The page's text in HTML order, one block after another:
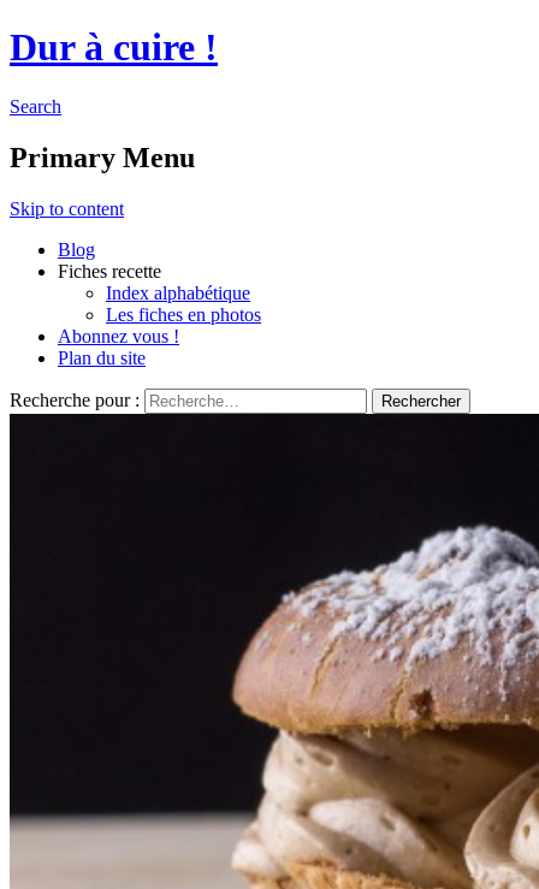
Dur à cuire !
Search
Primary Menu
Skip to content
Blog
Fiches recette
Index alphabétique
Les fiches en photos
Abonnez vous !
Plan du site
Recherche pour :